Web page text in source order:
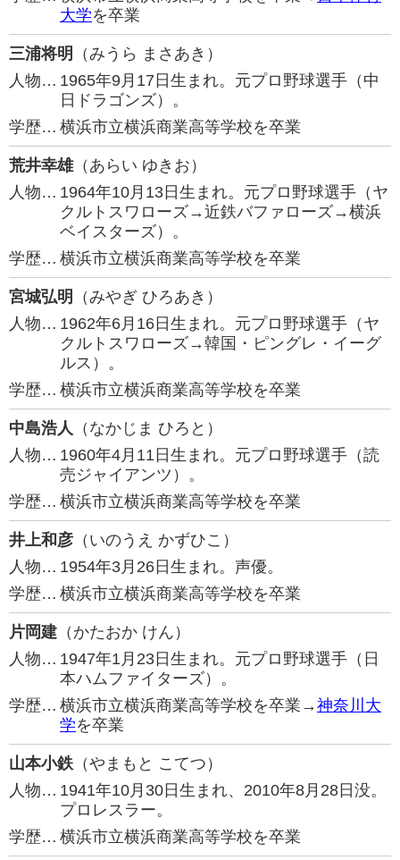
大学を卒業
三浦将明
（みうら まさあき）
人物… 1965年9月17日生まれ。元プロ野球選手（中
日ドラゴンズ）。
学歴… 横浜市立横浜商業高等学校を卒業
荒井幸雄（あらい ゆきお）
人物… 1964年10月13日生まれ。元プロ野球選手（ヤ
クルトスワローズ→近鉄バファローズ→横浜
ベイスターズ）。
学歴… 横浜市立横浜商業高等学校を卒業
宮城弘明
（みやぎ ひろあき）
人物… 1962年6月16日生まれ。元プロ野球選手（ヤ
クルトスワローズ→韓国・ピングレ・イーグ
ルス）。
学歴… 横浜市立横浜商業高等学校を卒業
中島浩人 （なかじま ひろと）
人物… 1960年4月11日生まれ。元プロ野球選手（読
売ジャイアンツ）。
学歴… 横浜市立横浜商業高等学校を卒業
井上和彦 （いのうえ かずひこ）
人物… 1954年3月26日生まれ。声優。
学歴… 横浜市立横浜商業高等学校を卒業
片岡建 （かたおか けん）
人物… 1947年1月23日生まれ。元プロ野球選手（日
本ハムファイターズ）。
学歴… 横浜市立横浜商業高等学校を卒業→神奈川大
学を卒業
山本小鉄 （やまもと こてつ）
人物… 1941年10月30日生まれ、2010年8月28日没。
プロレスラー。
学歴… 横浜市立横浜商業高等学校を卒業